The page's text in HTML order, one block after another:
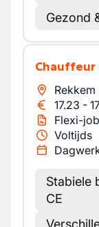
Gezond
Chauffeur
Rekkem
17.23 -
Flexi-job
Voltijds
Stabiele
CE